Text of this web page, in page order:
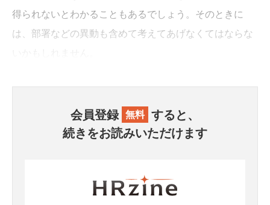
得られないとわかることもあるでしょう。そのときに
は、部署などの異動も含めて考えてあげなくてはならな
会員登録 無料 すると、
続きをお読みいただけます